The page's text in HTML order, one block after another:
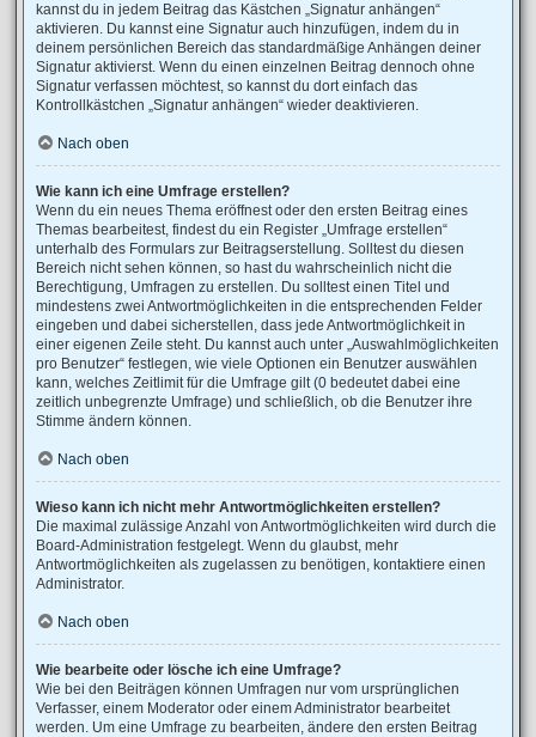
kannst du in jedem Beitrag das Kästchen „Signatur anhängen“
aktivieren. Du kannst eine Signatur auch hinzufügen, indem du in
deinem persönlichen Bereich das standardmäßige Anhängen deiner
Signatur aktivierst. Wenn du einen einzelnen Beitrag dennoch ohne
Signatur verfassen möchtest, so kannst du dort einfach das
Kontrollkästchen „Signatur anhängen“ wieder deaktivieren.
Nach oben
Wie kann ich eine Umfrage erstellen?
Wenn du ein neues Thema eröffnest oder den ersten Beitrag eines
Themas bearbeitest, findest du ein Register „Umfrage erstellen“
unterhalb des Formulars zur Beitragserstellung. Solltest du diesen
Bereich nicht sehen können, so hast du wahrscheinlich nicht die
Berechtigung, Umfragen zu erstellen. Du solltest einen Titel und
mindestens zwei Antwortmöglichkeiten in die entsprechenden Felder
eingeben und dabei sicherstellen, dass jede Antwortmöglichkeit in
einer eigenen Zeile steht. Du kannst auch unter „Auswahlmöglichkeiten
pro Benutzer“ festlegen, wie viele Optionen ein Benutzer auswählen
kann, welches Zeitlimit für die Umfrage gilt (0 bedeutet dabei eine
zeitlich unbegrenzte Umfrage) und schließlich, ob die Benutzer ihre
Stimme ändern können.
Nach oben
Wieso kann ich nicht mehr Antwortmöglichkeiten erstellen?
Die maximal zulässige Anzahl von Antwortmöglichkeiten wird durch die
Board-Administration festgelegt. Wenn du glaubst, mehr
Antwortmöglichkeiten als zugelassen zu benötigen, kontaktiere einen
Administrator.
Nach oben
Wie bearbeite oder lösche ich eine Umfrage?
Wie bei den Beiträgen können Umfragen nur vom ursprünglichen
Verfasser, einem Moderator oder einem Administrator bearbeitet
werden. Um eine Umfrage zu bearbeiten, ändere den ersten Beitrag